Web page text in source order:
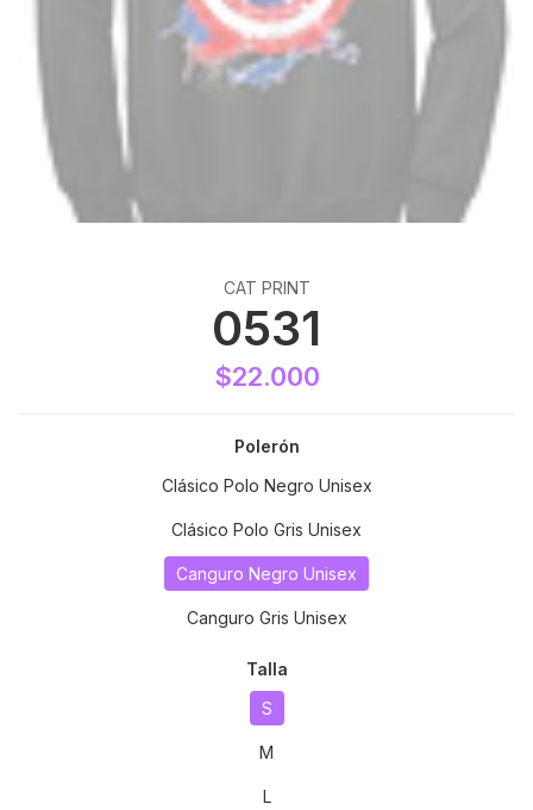
CAT PRINT
0531
$22.000
Polerón
Clásico Polo Negro Unisex
Clásico Polo Gris Unisex
Canguro Negro Unisex
Canguro Gris Unisex
Talla
S
M
L